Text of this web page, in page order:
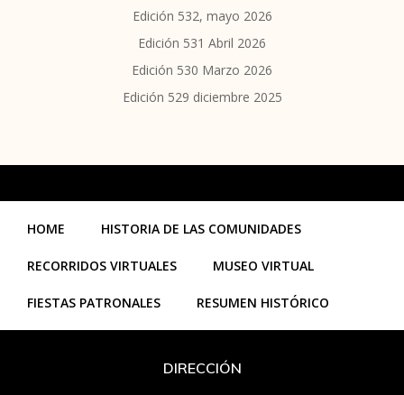
Edición 532, mayo 2026
Edición 531 Abril 2026
Edición 530 Marzo 2026
Edición 529 diciembre 2025
HOME HISTORIA DE LAS COMUNIDADES
RECORRIDOS VIRTUALES MUSEO VIRTUAL
FIESTAS PATRONALES RESUMEN HISTÓRICO
DIRECCIÓN